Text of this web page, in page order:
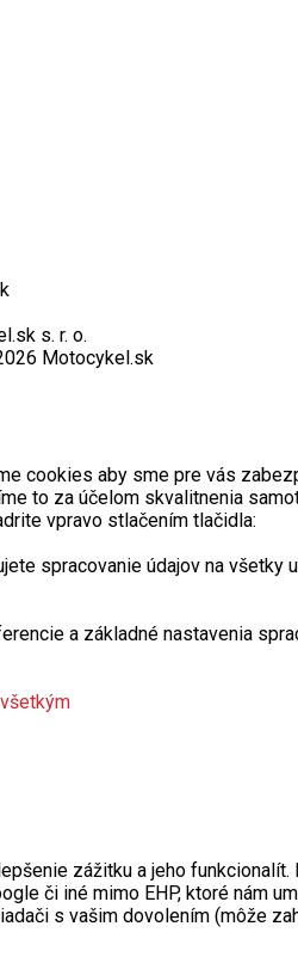
s. r. o.
Motocykel.sk
cookies aby sme pre vás
to za účelom skvalitnenia
vpravo stlačením tlačidla:
spracovanie údajov na
a základné nastavenia
zážitku a jeho
či iné mimo EHP, ktoré nám
s vašim dovolením (môže